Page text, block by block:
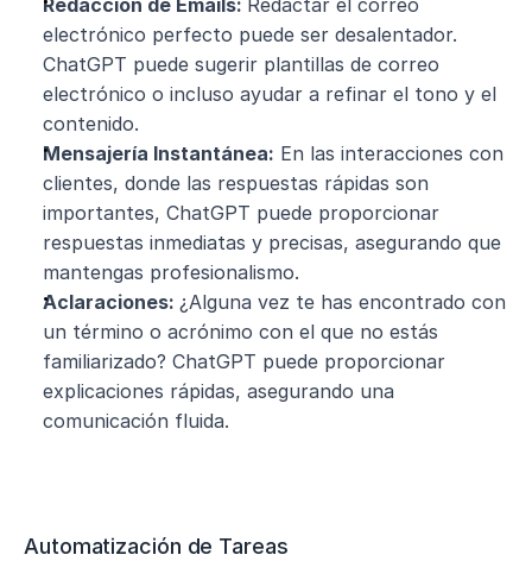
Redacción de Emails: Redactar el correo
electrónico perfecto puede ser desalentador.
ChatGPT puede sugerir plantillas de correo
electrónico o incluso ayudar a refinar el tono y el
contenido.
Mensajería Instantánea: En las interacciones con
clientes, donde las respuestas rápidas son
importantes, ChatGPT puede proporcionar
respuestas inmediatas y precisas, asegurando que
mantengas profesionalismo.
Aclaraciones: ¿Alguna vez te has encontrado con
un término o acrónimo con el que no estás
familiarizado? ChatGPT puede proporcionar
explicaciones rápidas, asegurando una
comunicación fluida.
Automatización de Tareas